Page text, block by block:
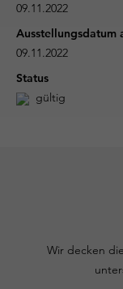
09.11.2022
09.11.2022
Status
gültig
Wir decken